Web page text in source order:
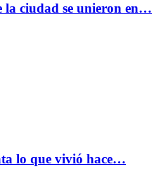
la ciudad se unieron en…
lo que vivió hace…